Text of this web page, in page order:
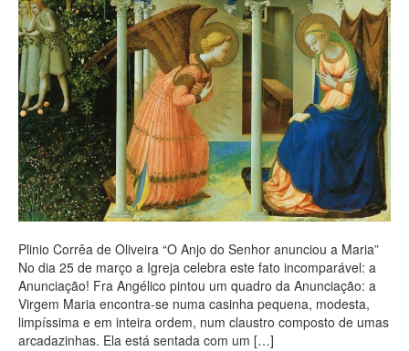
Plinio Corrêa de Oliveira “O Anjo do Senhor anunciou a Maria”
No dia 25 de março a Igreja celebra este fato incomparável: a
Anunciação! Fra Angélico pintou um quadro da Anunciação: a
Virgem Maria encontra-se numa casinha pequena, modesta,
limpíssima e em inteira ordem, num claustro composto de umas
arcadazinhas. Ela está sentada com um […]